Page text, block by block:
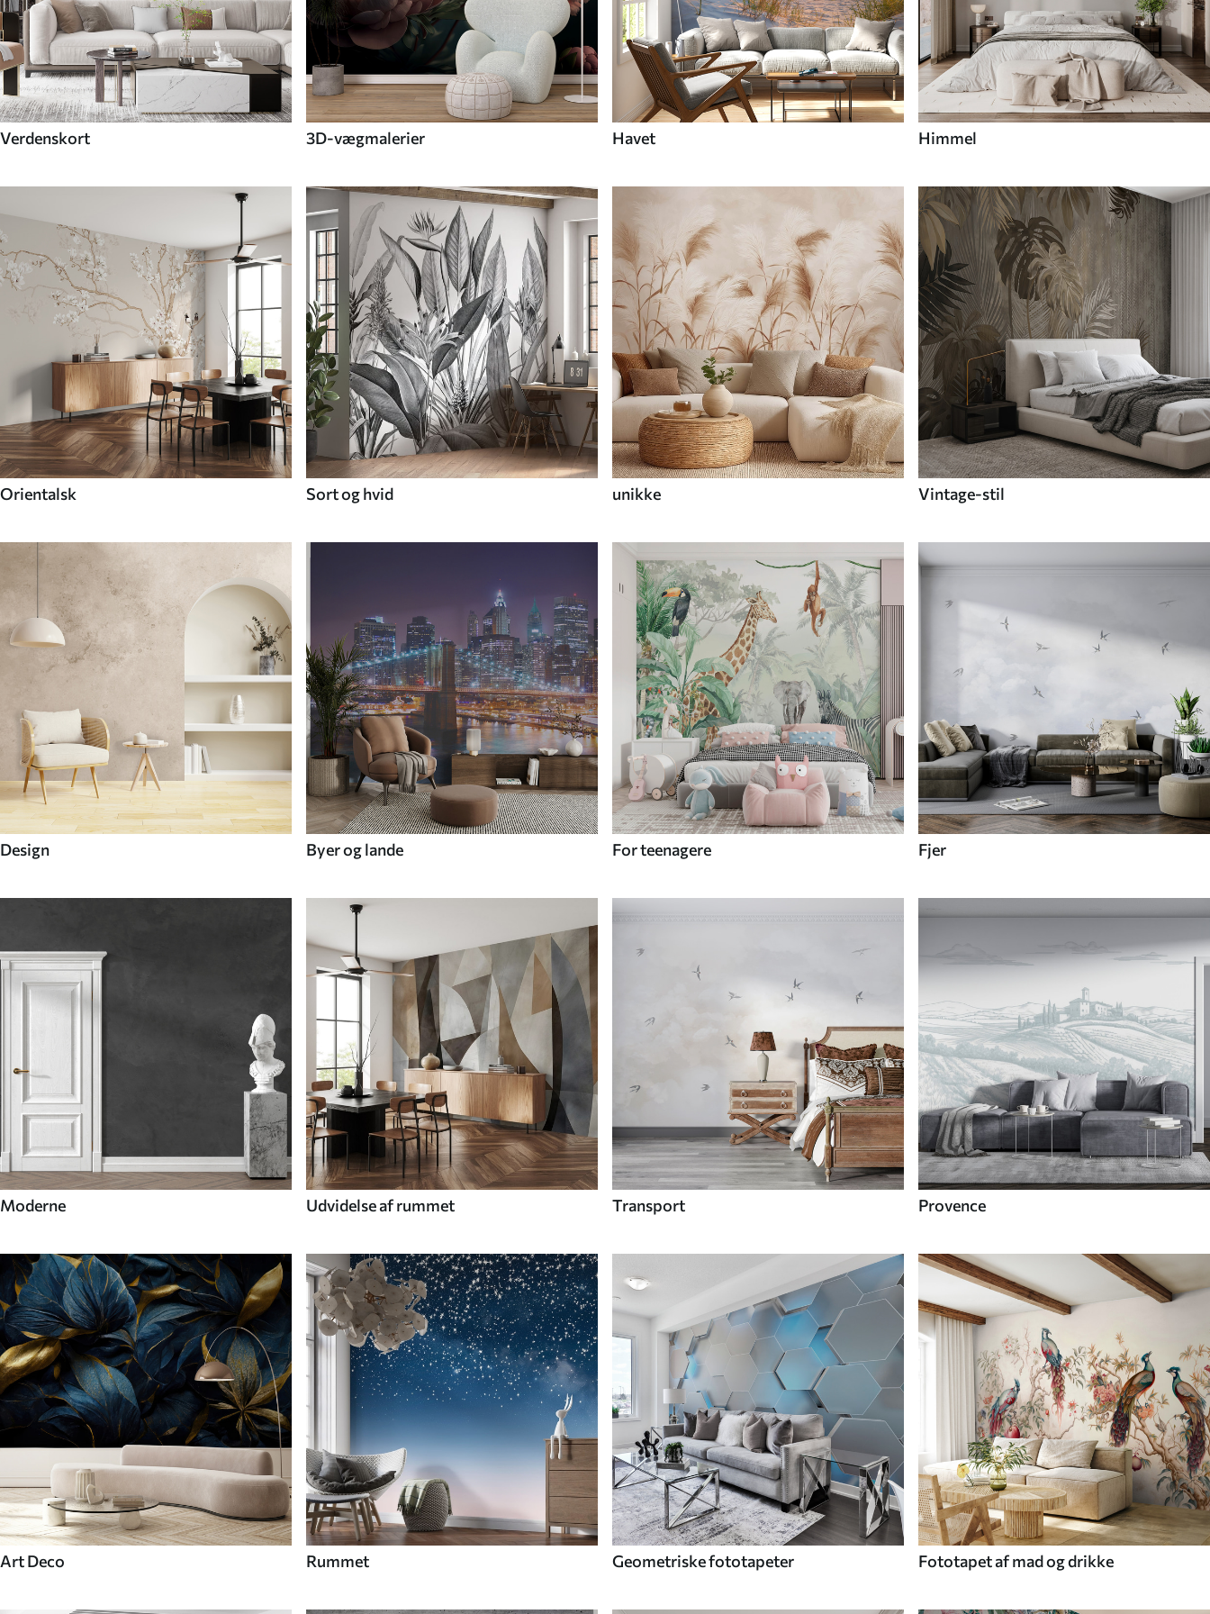
Verdenskort 3D-vægmalerier Havet Himmel
Orientalsk Sort og hvid unikke Vintage-stil
Design Byer og lande For teenagere Fjer
Moderne Udvidelse af rummet Transport Provence
Art Deco Rummet Geometriske fototapeter Fototapet af mad og drikke